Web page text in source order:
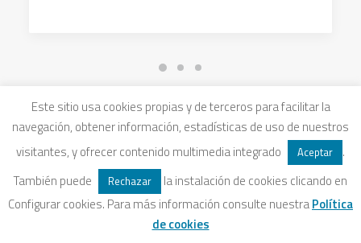
Este sitio usa cookies propias y de terceros para facilitar la
navegación, obtener información, estadísticas de uso de nuestros
visitantes, y ofrecer contenido multimedia integrado
Aceptar
.
También puede
Rechazar
la instalación de cookies clicando en
Configurar cookies. Para más información consulte nuestraPolítica
de cookies